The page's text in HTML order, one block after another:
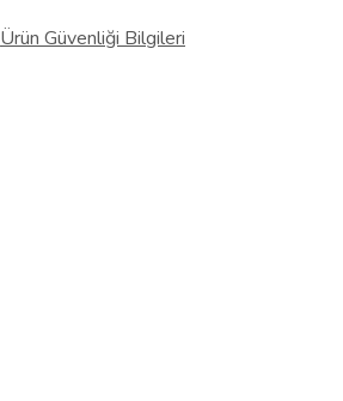
Ürün Güvenliği Bilgileri